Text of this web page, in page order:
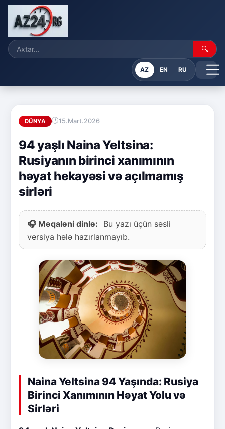
🔍
AZ EN RU
DÜNYA 15.Mart.2026
94 yaşlı Naina Yeltsina:
Rusiyanın birinci xanımının
həyat hekayəsi və açılmamış
sirləri
🎧 Məqaləni dinlə:
Bu yazı üçün səsli
versiya hələ hazırlanmayıb.
Naina Yeltsina 94 Yaşında: Rusiya
Birinci Xanımının Həyat Yolu və
Sirləri